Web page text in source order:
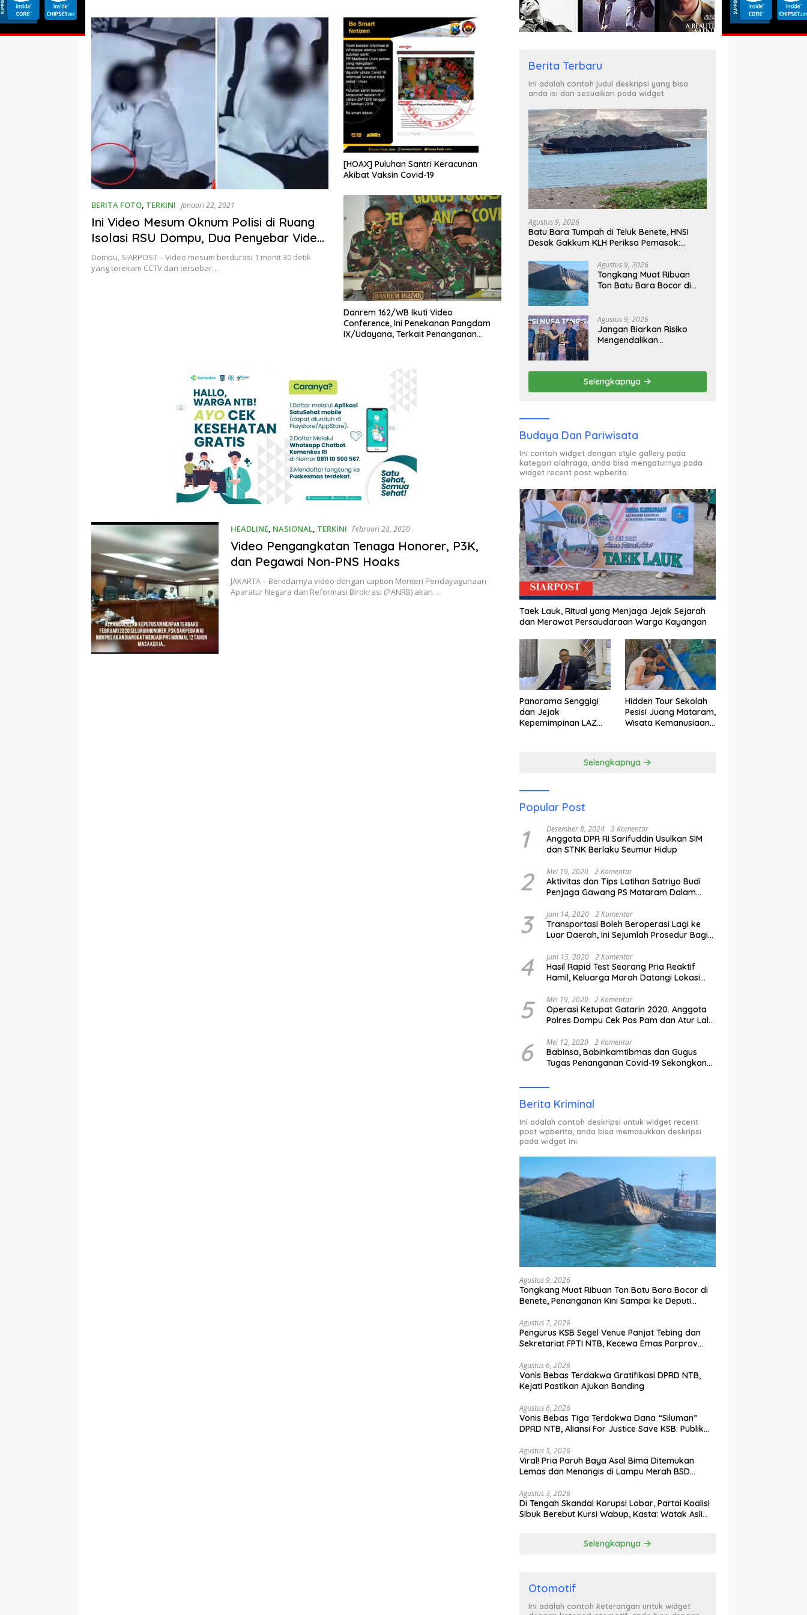
Dibayar?
BERITA FOTO, TERKINI Januari 22, 2021
Ini Video Mesum Oknum Polisi di Ruang
Isolasi RSU Dompu, Dua Penyebar Video
Diamankan
Dompu, SIARPOST – Video mesum berdurasi 1 menit 30 detik
yang terekam CCTV dan tersebar…
[HOAX] Puluhan Santri Keracunan
Akibat Vaksin Covid-19
Danrem 162/WB Ikuti Video
Conference, Ini Penekanan Pangdam
IX/Udayana, Terkait Penanganan
HEADLINE, NASIONAL, TERKINI Februari 28, 2020
Video Pengangkatan Tenaga Honorer, P3K,
dan Pegawai Non-PNS Hoaks
JAKARTA – Beredarnya video dengan caption Menteri Pendayagunaan
Aparatur Negara dan Reformasi Birokrasi (PANRB) akan…
Berita Terbaru
Ini adalah contoh judul deskripsi yang bisa
anda isi dan sesuaikan pada widget
Agustus 9, 2026
Batu Bara Tumpah di Teluk Benete, HNSI
Desak Gakkum KLH Periksa Pemasok:
Agustus 9, 2026
Tongkang Muat Ribuan
Ton Batu Bara Bocor di
KLH
Agustus 9, 2026
Jangan Biarkan Risiko
Mengendalikan
Berani Ambil Keputusan
Selengkapnya
Budaya Dan Pariwisata
Ini contoh widget dengan style gallery pada
kategori olahraga, anda bisa mengaturnya pada
widget recent post wpberita.
Taek Lauk, Ritual yang Menjaga Jejak Sejarah
dan Merawat Persaudaraan Warga Kayangan
Panorama Senggigi
dan Jejak
Kepemimpinan LAZ
Hidden Tour Sekolah
Pesisi Juang Mataram,
Wisata Kemanusiaan
Selengkapnya
Popular Post
1 Desember 8, 2024 3 Komentar
Anggota DPR RI Sarifuddin Usulkan SIM
dan STNK Berlaku Seumur Hidup
2 Mei 19, 2020 2 Komentar
Aktivitas dan Tips Latihan Satriyo Budi
Penjaga Gawang PS Mataram Dalam
3 Juni 14, 2020 2 Komentar
Transportasi Boleh Beroperasi Lagi ke
Luar Daerah, Ini Sejumlah Prosedur Bagi
4 Juni 15, 2020 2 Komentar
Hasil Rapid Test Seorang Pria Reaktif
Hamil, Keluarga Marah Datangi Lokasi
5 Mei 19, 2020 2 Komentar
Operasi Ketupat Gatarin 2020. Anggota
Polres Dompu Cek Pos Pam dan Atur Lalu
6 Mei 12, 2020 2 Komentar
Babinsa, Babinkamtibmas dan Gugus
Tugas Penanganan Covid-19 Sekongkang
ODP.
Berita Kriminal
Ini adalah contoh deskripsi untuk widget recent
post wpberita, anda bisa memasukkan deskripsi
pada widget ini.
Agustus 9, 2026
Tongkang Muat Ribuan Ton Batu Bara Bocor di
Benete, Penanganan Kini Sampai ke Deputi
Agustus 7, 2026
Pengurus KSB Segel Venue Panjat Tebing dan
Sekretariat FPTI NTB, Kecewa Emas Porprov
Agustus 6, 2026
Vonis Bebas Terdakwa Gratifikasi DPRD NTB,
Kejati Pastikan Ajukan Banding
Agustus 6, 2026
Vonis Bebas Tiga Terdakwa Dana “Siluman”
DPRD NTB, Aliansi For Justice Save KSB: Publik
Agustus 5, 2026
Viral! Pria Paruh Baya Asal Bima Ditemukan
Lemas dan Menangis di Lampu Merah BSD
Agustus 3, 2026
Di Tengah Skandal Korupsi Lobar, Partai Koalisi
Sibuk Berebut Kursi Wabup, Kasta: Watak Asli
Selengkapnya
Otomotif
Ini adalah contoh keterangan untuk widget